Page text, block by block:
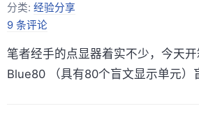
分类: 经验分享
9 条评论
笔者经手的点显器着实不少，今天
Blue80 （具有80个盲文显示单元）